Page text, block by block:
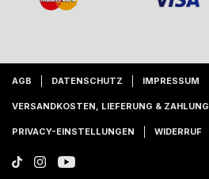
AGB DATENSCHUTZ IMPRESSUM
VERSANDKOSTEN, LIEFERUNG & ZAHLUNG
PRIVACY-EINSTELLUNGEN WIDERRUF